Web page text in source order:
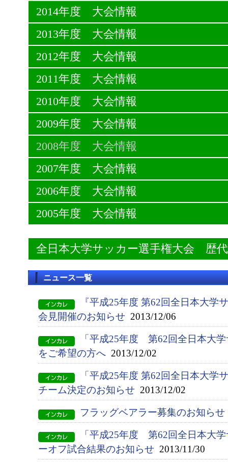
2014年度 大会情報
2013年度 大会情報
2012年度 大会情報
2011年度 大会情報
2010年度 大会情報
2009年度 大会情報
2008年度 大会情報
2007年度 大会情報
2006年度 大会情報
2005年度 大会情報
全日本大学サッカー選手権大会 歴
ニュース一覧
『平成25年度 第62回全日本大学
会見開催のお知らせ 2013/12/06
「平成25年度 第62回全日本大
をご希望の方へ 2013/12/02
「平成25年度 第62回全日本大学
チーム決定のお知らせ 2013/12/02
フラッグベアラー募集のお知らせ
「平成25年度 第62回全日本大
ーオフ試合結果のお知らせ 2013/11/30